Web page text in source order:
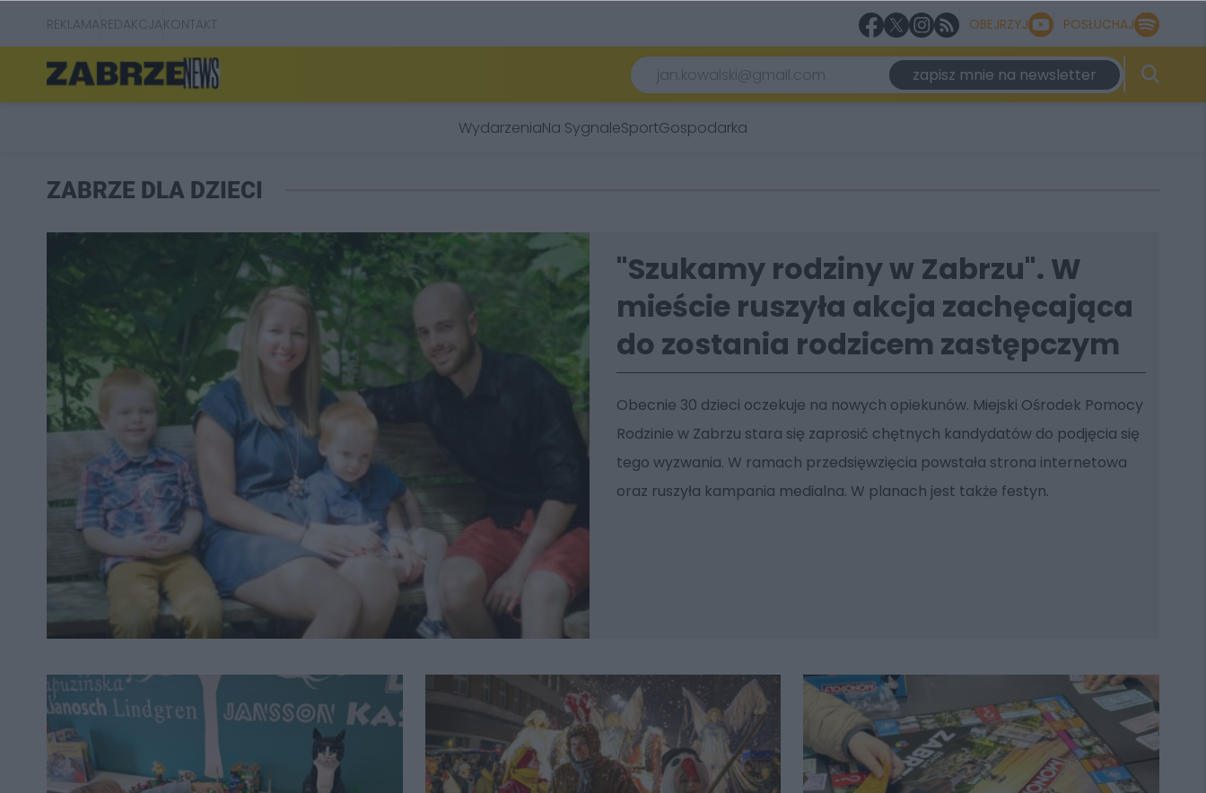
REKLAMAREDAKCJAKONTAKT OBEJRZYJ POSŁUCHAJ
zapisz mnie na newsletter
WydarzeniaNa SygnaleSportGospodarka
ZABRZE DLA DZIECI
"Szukamy rodziny w Zabrzu". W
mieście ruszyła akcja zachęcająca
do zostania rodzicem zastępczym
Obecnie 30 dzieci oczekuje na nowych opiekunów. Miejski Ośrodek Pomocy
Rodzinie w Zabrzu stara się zaprosić chętnych kandydatów do podjęcia się
tego wyzwania. W ramach przedsięwzięcia powstała strona internetowa
oraz ruszyła kampania medialna. W planach jest także festyn.